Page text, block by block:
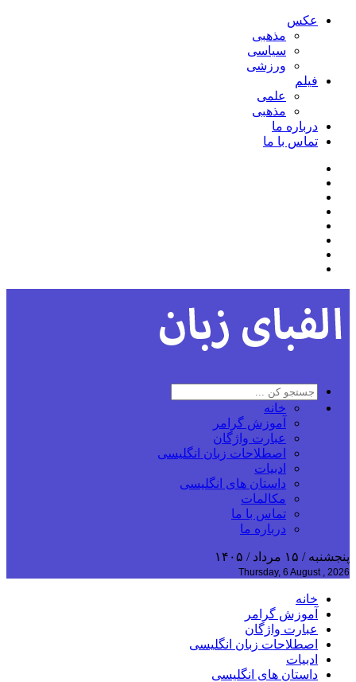
عکس
مذهبی
سیاسی
ورزشی
فیلم
علمی
مذهبی
درباره ما
تماس با ما
خانه
آموزش گرامر
عبارت واژگان
اصطلاحات زبان انگلیسی
ادبیات
داستان های انگلیسی
مکالمات
تماس با ما
درباره ما
پنجشنبه / ۱۵ مرداد / ۱۴۰۵
Thursday, 6 August , 2026
خانه
آموزش گرامر
عبارت واژگان
اصطلاحات زبان انگلیسی
ادبیات
داستان های انگلیسی